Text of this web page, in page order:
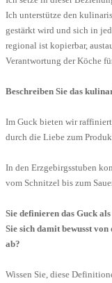
Ich unterstütze den
gestärkt wird und sich in
regional ist kopierbar,
Verantwortung der Köche
Beschreiben Sie das
Im Guck bieten wir
durch die Liebe zum
In den Erzgebirgsstuben
vom Schnitzel bis zum
Sie definieren das Guck
Sie sich damit bewusst
ab?
Wissen Sie, diese